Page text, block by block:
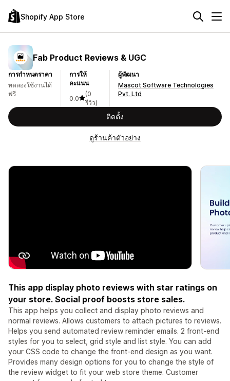
Shopify App Store
Fab Product Reviews & UGC
การกำหนดราคา
ทดลองใช้งานได้
ฟรี
การให้
คะแนน
0.0
(0
รีวิว)
ผู้พัฒนา
Mascot Software Technologies
Pvt. Ltd
ติดตั้ง
ดูร้านค้าตัวอย่าง
This app display photo reviews with star ratings on
your store. Social proof boosts store sales.
This app helps you collect and display photo reviews and
normal reviews. Allows customers to attach pictures to reviews.
Helps you send automated review reminder emails. 2 front-end
styles for you to select, grid style and list style. You can add
your CSS code to change the front-end design as you want.
Provides many design options for you to change the style of
the review widget to fit your web store theme. Customer